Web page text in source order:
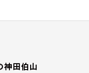
神田伯山